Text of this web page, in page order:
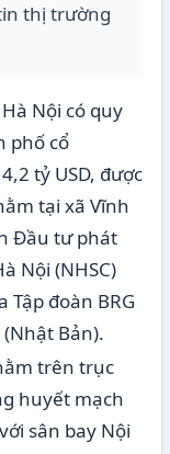
thị trường
Nội có quy
phố cổ
tỷ USD, được
tại xã Vĩnh
Đầu tư phát
Nội (NHSC)
Tập đoàn BRG
Bản).
trên trục
huyết mạch
sân bay Nội